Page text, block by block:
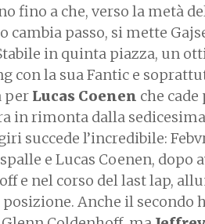
fino a che, verso la metà
passo, si mette
in quinta piazza, un
con la sua Fantic e
per Lucas Coenen che
in rimonta dalla
succede l’incredibile:
e Lucas Coenen, dopo
e nel corso del last lap,
posizione. Anche il